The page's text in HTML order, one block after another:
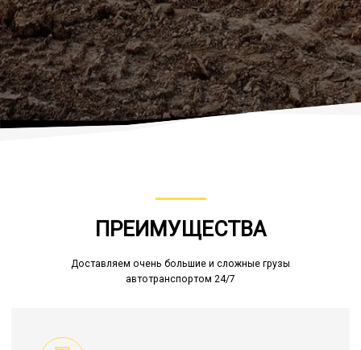
ПРЕИМУЩЕСТВА
Доставляем очень большие и сложные грузы
автотранспортом 24/7